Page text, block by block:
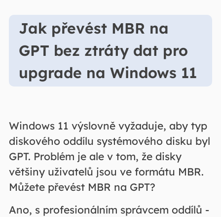
Jak převést MBR na
GPT bez ztráty dat pro
upgrade na Windows 11
Windows 11 výslovně vyžaduje, aby typ
diskového oddílu systémového disku byl
GPT. Problém je ale v tom, že disky
většiny uživatelů jsou ve formátu MBR.
Můžete převést MBR na GPT?
Ano, s profesionálním správcem oddílů -